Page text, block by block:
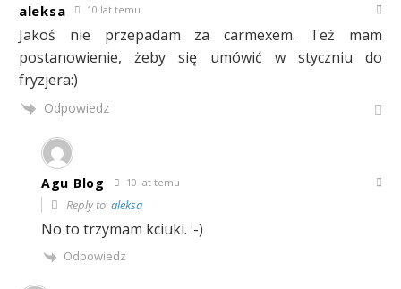
aleksa 10 lat temu
Jakoś nie przepadam za carmexem. Też mam
postanowienie, żeby się umówić w styczniu do
fryzjera:)
Odpowiedz
Agu Blog 10 lat temu
Reply to aleksa
No to trzymam kciuki. :-)
Odpowiedz